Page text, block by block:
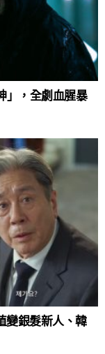
」，全劇血腥暴
變銀髮新人、韓